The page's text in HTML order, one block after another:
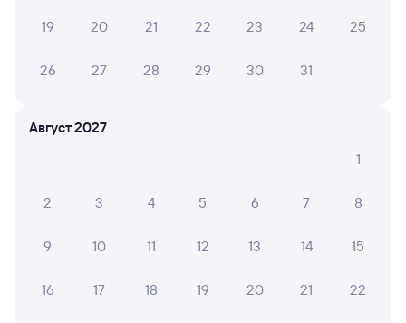
Билеты РЖД
Обхода в Аэропорт (Сочи) составляет 2 205 рублей.
Способы оплаты
в Аэропорт (Сочи)
Отели Адлера
19 20 21 22 23 24 25
26 27 28 29 30 31
Август 2027
1
2 3 4 5 6 7 8
9 10 11 12 13 14 15
16 17 18 19 20 21 22